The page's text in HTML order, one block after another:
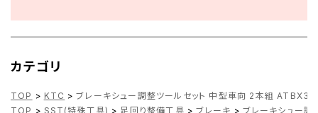
カテゴリ
TOP > KTC > ブレーキシュー調整ツールセット 中型車向 2本組 ATBX32
TOP > SST(特殊工具) > 足回り整備工具 > ブレーキ > ブレーキシュー